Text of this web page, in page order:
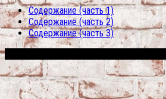
Содержание (часть 1)
Содержание (часть 2)
Содержание (часть 3)